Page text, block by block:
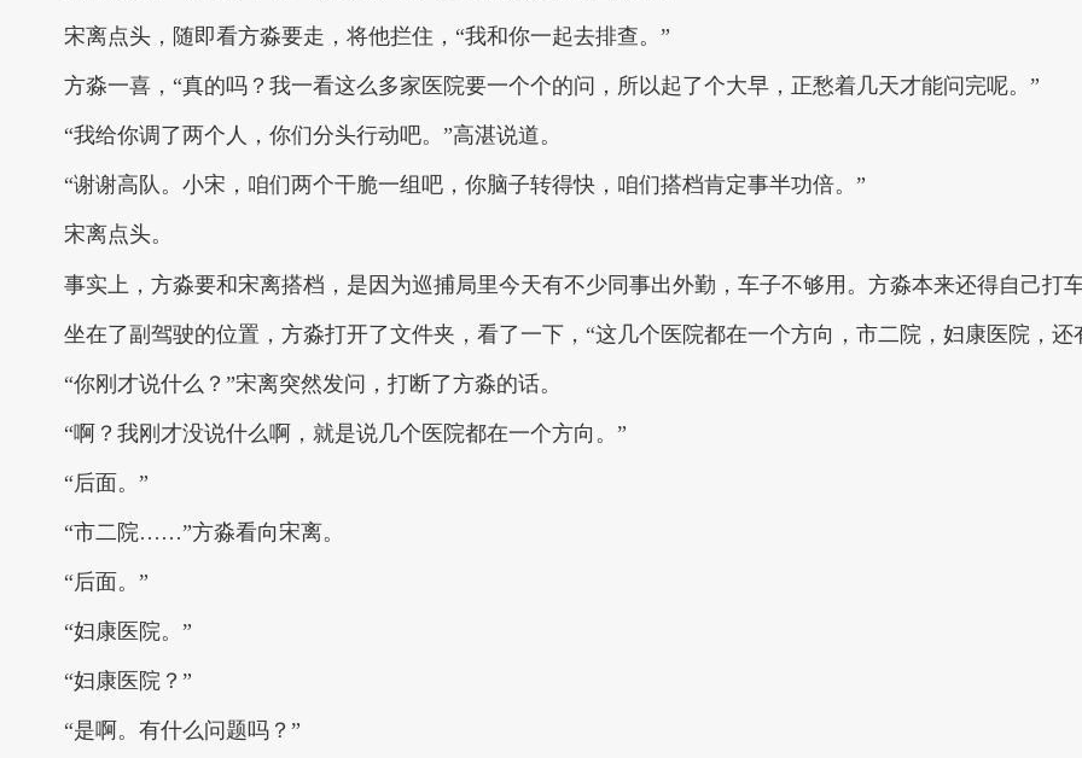
宋离点头，随即看方淼要走，将他拦住，“我和你一起去排查。”
方淼一喜，“真的吗？我一看这么多家医院要一个个的问，所以起了个大早，正愁着几天才能问完呢。”
“我给你调了两个人，你们分头行动吧。”高湛说道。
“谢谢高队。小宋，咱们两个干脆一组吧，你脑子转得快，咱们搭档肯定事半功倍。”
宋离点头。
事实上，方淼要和宋离搭档，是因为巡捕局里今天有不少同事出外勤，车子不够用。方淼本来还得自己打
坐在了副驾驶的位置，方淼打开了文件夹，看了一下，“这几个医院都在一个方向，市二院，妇康医院，
“你刚才说什么？”宋离突然发问，打断了方淼的话。
“啊？我刚才没说什么啊，就是说几个医院都在一个方向。”
“后面。”
“市二院……”方淼看向宋离。
“后面。”
“妇康医院。”
“妇康医院？”
“是啊。有什么问题吗？”